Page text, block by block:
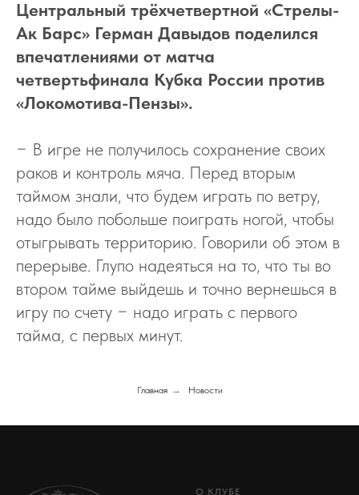
Центральный трёхчетвертной «Стрелы-
Ак Барс» Герман Давыдов поделился
впечатлениями от матча
четвертьфинала Кубка России против
«Локомотива-Пензы».
− В игре не получилось сохранение своих
раков и контроль мяча. Перед вторым
таймом знали, что будем играть по ветру,
надо было побольше поиграть ногой, чтобы
отыгрывать территорию. Говорили об этом в
перерыве. Глупо надеяться на то, что ты во
втором тайме выйдешь и точно вернешься в
игру по счету − надо играть с первого
тайма, с первых минут.
Главная → Новости
О КЛУБЕ